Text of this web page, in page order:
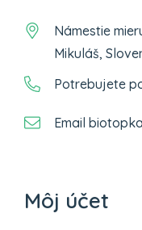
Námestie
Mikuláš,
Potrebujete
Email
Môj účet